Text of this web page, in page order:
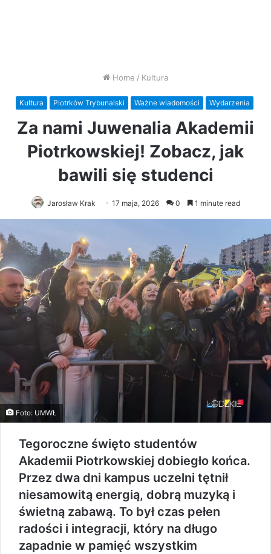
Home / Kultura
Kultura Piotrków Trybunalski Ważne wiadomości Wydarzenia
Za nami Juwenalia Akademii
Piotrkowskiej! Zobacz, jak
bawili się studenci
Jarosław Krak 17 maja, 2026 0 1 minute read
Foto: UMWŁ
Tegoroczne święto studentów
Akademii Piotrkowskiej dobiegło końca.
Przez dwa dni kampus uczelni tętnił
niesamowitą energią, dobrą muzyką i
świetną zabawą. To był czas pełen
radości i integracji, który na długo
zapadnie w pamięć wszystkim